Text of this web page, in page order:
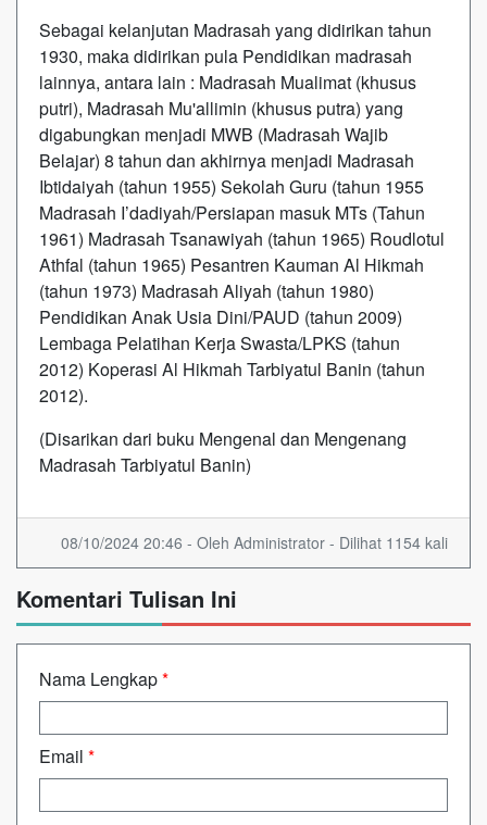
Sebagai kelanjutan Madrasah yang didirikan tahun
1930, maka didirikan pula Pendidikan madrasah
lainnya, antara lain : Madrasah Mualimat (khusus
putri), Madrasah Mu'allimin (khusus putra) yang
digabungkan menjadi MWB (Madrasah Wajib
Belajar) 8 tahun dan akhirnya menjadi Madrasah
Ibtidaiyah (tahun 1955) Sekolah Guru (tahun 1955
Madrasah I’dadiyah/Persiapan masuk MTs (Tahun
1961) Madrasah Tsanawiyah (tahun 1965) Roudlotul
Athfal (tahun 1965) Pesantren Kauman Al Hikmah
(tahun 1973) Madrasah Aliyah (tahun 1980)
Pendidikan Anak Usia Dini/PAUD (tahun 2009)
Lembaga Pelatihan Kerja Swasta/LPKS (tahun
2012) Koperasi Al Hikmah Tarbiyatul Banin (tahun
2012).
(Disarikan dari buku Mengenal dan Mengenang
Madrasah Tarbiyatul Banin)
08/10/2024 20:46 - Oleh Administrator - Dilihat 1154 kali
Komentari Tulisan Ini
Nama Lengkap*
Email *